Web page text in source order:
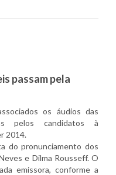
passam pela
os áudios das
pelos candidatos à
2014.
do pronunciamento dos
e Dilma Rousseff. O
emissora, conforme a